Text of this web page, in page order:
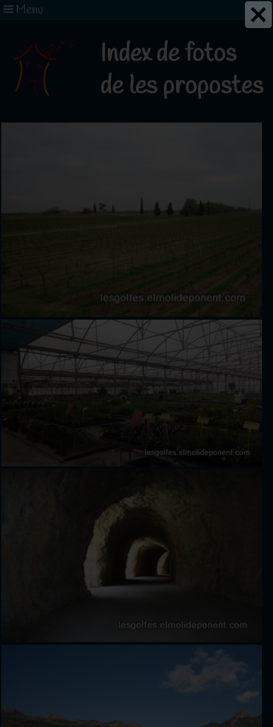
Menu
Index de fotos
de les propostes